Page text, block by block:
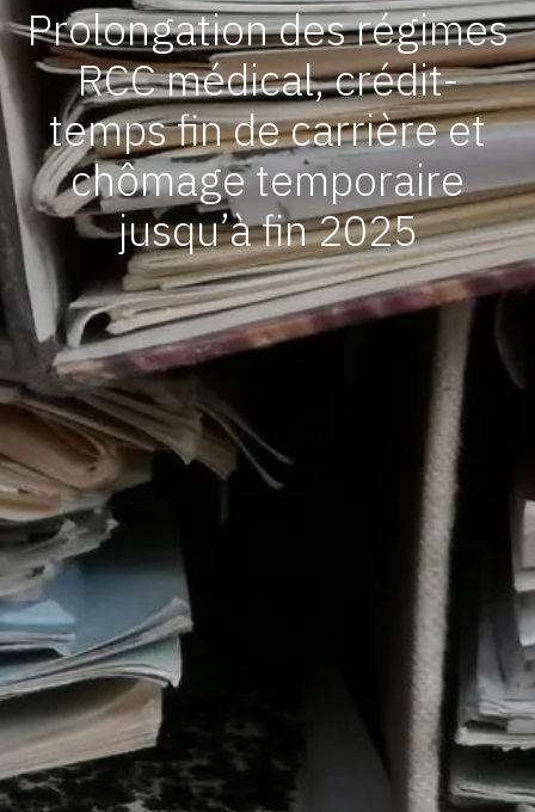
Prolongation des régimes
RCC médical, crédit-
temps fin de carrière et
chômage temporaire
jusqu’à fin 2025